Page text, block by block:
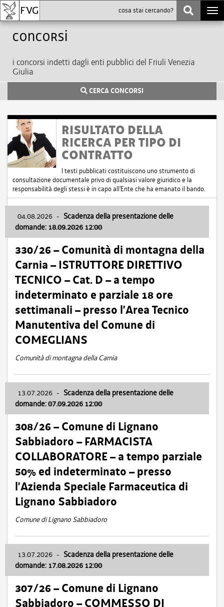
Concorsi
i concorsi indetti dagli enti pubblici del Friuli Venezia
Giulia
CERCA CONCORSI
RISULTATO DELLA
RICERCA PER TIPO DI
CONTRATTO
I testi pubblicati costituiscono uno strumento di
consultazione documentale privo di qualsiasi valore giuridico e la
responsabilità degli stessi è in capo all'Ente che ha emanato il bando.
04.08.2026 - Scadenza della presentazione delle
domande: 18.09.2026 12:00
330/26 – Comunità di montagna della
Carnia – ISTRUTTORE DIRETTIVO
TECNICO – Cat. D – a tempo
indeterminato e parziale 18 ore
settimanali – presso l’Area Tecnico
Manutentiva del Comune di
COMEGLIANS
Comunità di montagna della Carnia
13.07.2026 - Scadenza della presentazione delle
domande: 07.09.2026 12:00
308/26 – Comune di Lignano
Sabbiadoro – FARMACISTA
COLLABORATORE – a tempo parziale
50% ed indeterminato – presso
l’Azienda Speciale Farmaceutica di
Lignano Sabbiadoro
Comune di Lignano Sabbiadoro
13.07.2026 - Scadenza della presentazione delle
domande: 17.08.2026 12:00
307/26 – Comune di Lignano
Sabbiadoro – COMMESSO DI